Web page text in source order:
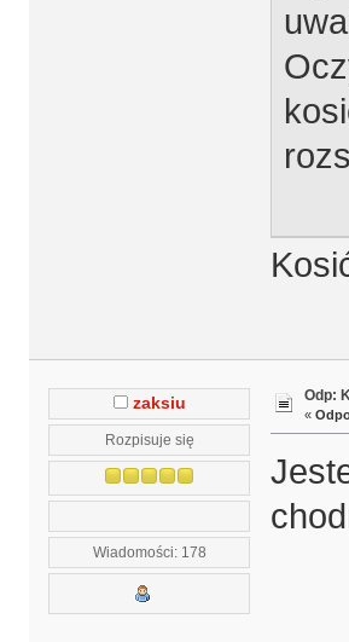
zaksiu
Rozpisuje się
Wiadomości: 178
Odp:
«